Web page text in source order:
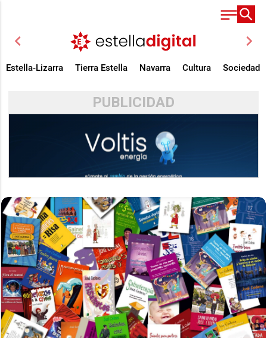
chevron_left chevron_right
Estella-Lizarra Tierra Estella Navarra Cultura Sociedad
PUBLICIDAD